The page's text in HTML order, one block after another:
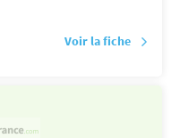
Voir la fiche